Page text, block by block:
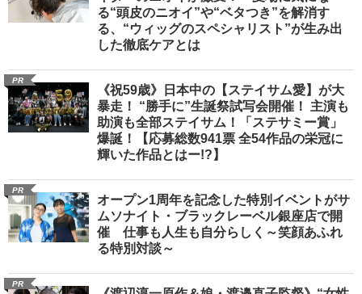
る“頭皮のニオイ”や“ベタつき”を解消す
る、“ウィッグのスペシャリスト”が生み出
した徹底ケアとは
PR
《祝59歳》日本中の【ステイサム愛】が大
暴走！ “勝手に”生誕祭試写会開催！ 主演も
助演も全部ステイサム！「ステサミー賞」
爆誕！【応募総数941票 全54作品の栄冠に
輝いた作品とはー!?】
PR
オープン1周年を記念した特別イベントがサ
ムソナイト・ブラックレーベル銀座店で開
催 仕事も人生も自分らしく～笑顔あふれ
る特別対談～
PR